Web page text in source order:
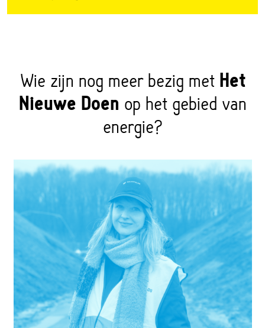
Wie zijn nog meer bezig met Het
Nieuwe Doen op het gebied van
energie?